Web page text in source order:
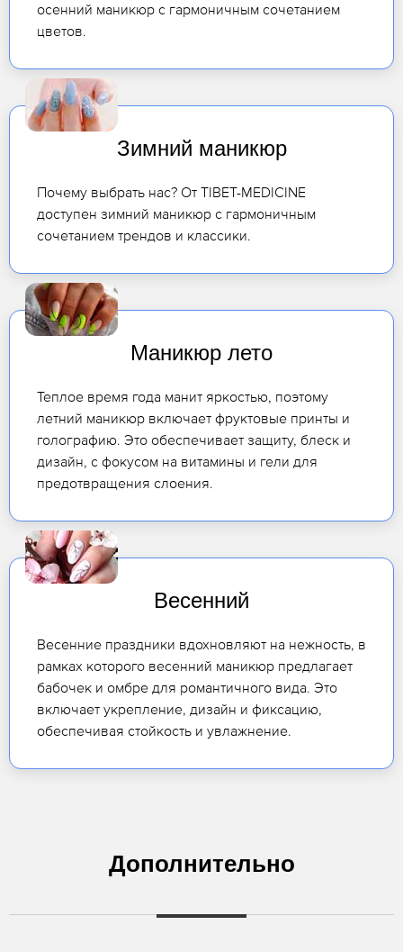
осенний маникюр с гармоничным сочетанием
цветов.
Зимний маникюр
Почему выбрать нас? От TIBET-MEDICINE
доступен зимний маникюр с гармоничным
сочетанием трендов и классики.
Маникюр лето
Теплое время года манит яркостью, поэтому
летний маникюр включает фруктовые принты и
голографию. Это обеспечивает защиту, блеск и
дизайн, с фокусом на витамины и гели для
предотвращения слоения.
Весенний
Весенние праздники вдохновляют на нежность, в
рамках которого весенний маникюр предлагает
бабочек и омбре для романтичного вида. Это
включает укрепление, дизайн и фиксацию,
обеспечивая стойкость и увлажнение.
Дополнительно